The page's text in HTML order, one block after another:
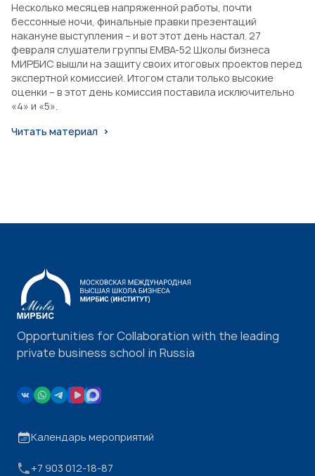
Несколько месяцев напряженной работы, почти
бессонные ночи, финальные правки презентаций
накануне выступления – и вот этот день настал. 27
февраля слушатели группы EMBA-52 Школы бизнеса
МИРБИС вышли на защиту своих итоговых проектов перед
экспертной комиссией. Итогом стали только высокие
оценки – в этот день комиссия поставила исключительно
«4» и «5».
Читать материал
Opportunities for Collaboration with the leading
private business school in Russia
Календарь мероприятий
+7 903 012-18-87